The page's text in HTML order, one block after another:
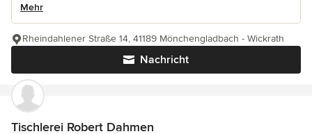
Mehr
Nachricht
Rheindahlener Straße 14, 41189 Mönchengladbach - Wickrath
Tischlerei Robert Dahmen